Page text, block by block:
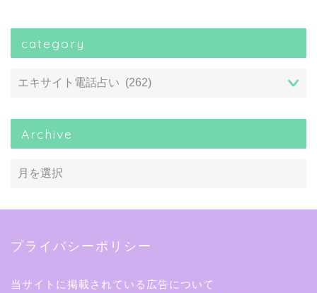
category
Archive
プライバシーポリシー
当サイトに掲載されている広告について